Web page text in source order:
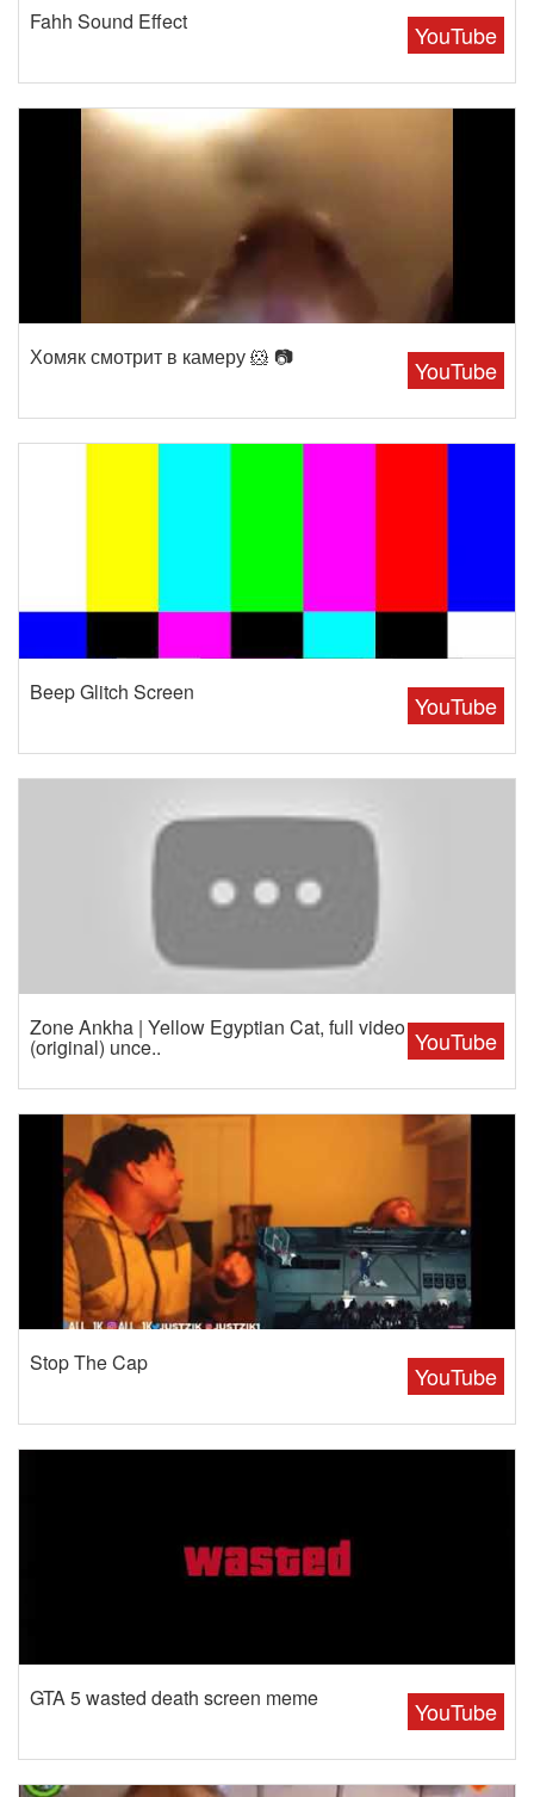
YouTube
Fahh Sound Effect
YouTube
Хомяк смотрит в камеру 🐹 📷
YouTube
Beep Glitch Screen
YouTube
Zone Ankha | Yellow Egyptian Cat, full video
(original) unce..
YouTube
Stop The Cap
YouTube
GTA 5 wasted death screen meme